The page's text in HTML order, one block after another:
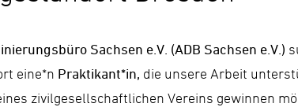
Sachsen e.V. (ADB Sachsen e.V.)
eine*n Praktikant*in, die unsere Arbeit
zivilgesellschaftlichen Vereins gewinnen